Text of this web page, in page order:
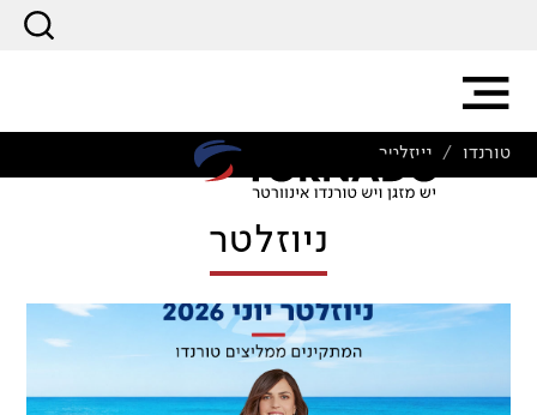
טורנדו / ניוזלטר
ניוזלטר